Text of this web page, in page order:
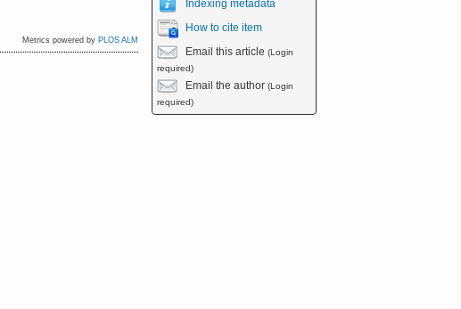
Indexing metadata
How to cite item
Email this article (Login
required)
Email the author (Login
required)
Metrics powered by PLOS ALM